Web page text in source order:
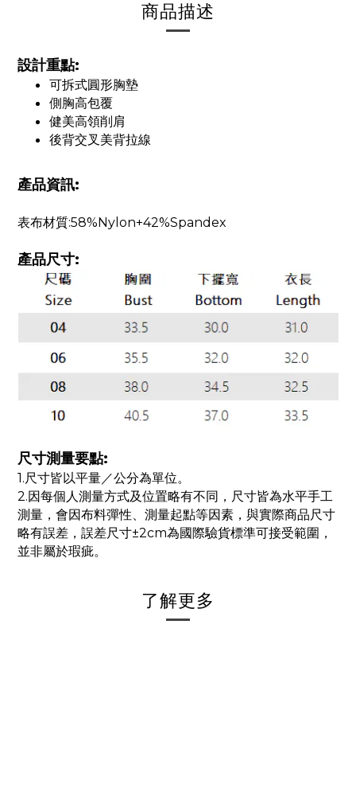
商品描述
設計重點:
可拆式圓形胸墊
側胸高包覆
健美高領削肩
後背交叉美背拉線
產品資訊:
表布材質:58%Nylon+42%Spandex
產品尺寸:
尺寸測量要點:
1.尺寸皆以平量／公分為單位。
2.因每個人測量方式及位置略有不同，尺寸皆為水平手工
測量，會因布料彈性、測量起點等因素，與實際商品尺寸
略有誤差，誤差尺寸±2cm為國際驗貨標準可接受範圍，
並非屬於瑕疵。
了解更多